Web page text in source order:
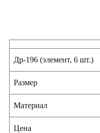
Др-196 (элемент, 6 шт.)
Размер
Материал
Цена